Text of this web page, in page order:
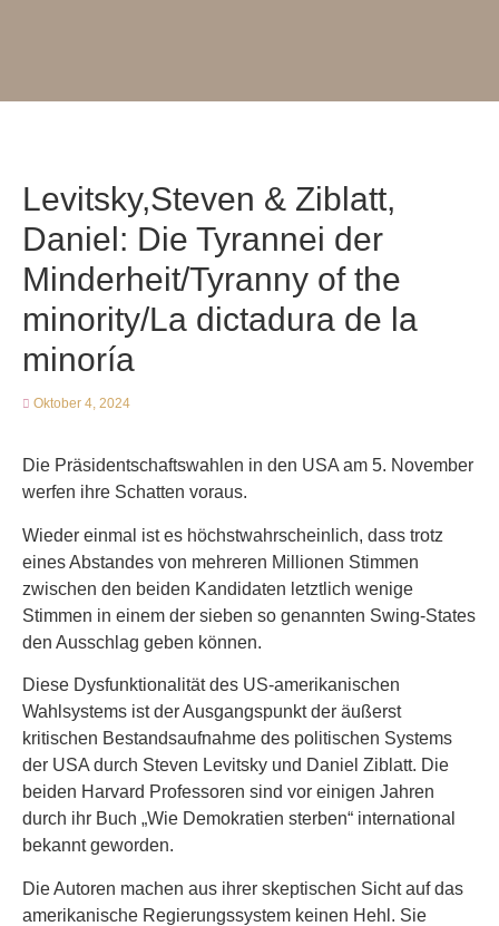
Levitsky,Steven & Ziblatt,
Daniel: Die Tyrannei der
Minderheit/Tyranny of the
minority/La dictadura de la
minoría
Oktober 4, 2024
Die Präsidentschaftswahlen in den USA am 5. November
werfen ihre Schatten voraus.
Wieder einmal ist es höchstwahrscheinlich, dass trotz
eines Abstandes von mehreren Millionen Stimmen
zwischen den beiden Kandidaten letztlich wenige
Stimmen in einem der sieben so genannten Swing-States
den Ausschlag geben können.
Diese Dysfunktionalität des US-amerikanischen
Wahlsystems ist der Ausgangspunkt der äußerst
kritischen Bestandsaufnahme des politischen Systems
der USA durch Steven Levitsky und Daniel Ziblatt. Die
beiden Harvard Professoren sind vor einigen Jahren
durch ihr Buch „Wie Demokratien sterben“ international
bekannt geworden.
Die Autoren machen aus ihrer skeptischen Sicht auf das
amerikanische Regierungssystem keinen Hehl. Sie